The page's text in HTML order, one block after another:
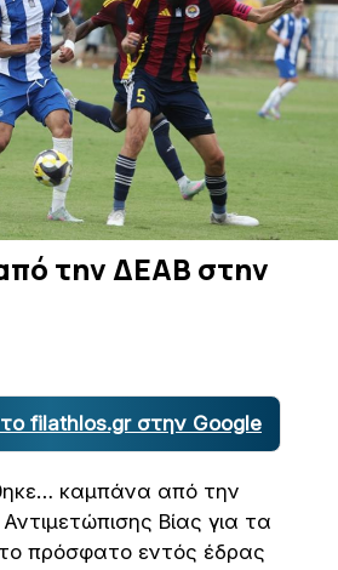
την ΔΕΑΒ στην
filathlos.gr στην Google
καμπάνα από την
Βίας για τα
πρόσφατο εντός έδρας